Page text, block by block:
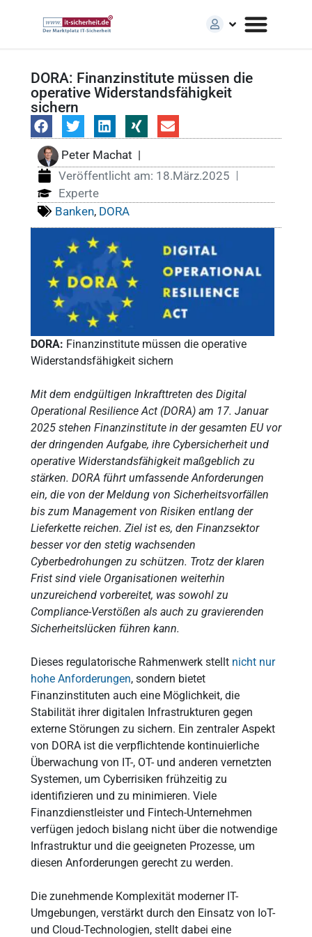
DORA: Finanzinstitute müssen die
operative Widerstandsfähigkeit
sichern
Peter Machat |
Veröffentlicht am: 18.März.2025
Experte
Banken, DORA
DORA: Finanzinstitute müssen die operative
Widerstandsfähigkeit sichern
Mit dem endgültigen Inkrafttreten des Digital
Operational Resilience Act (DORA) am 17. Januar
2025 stehen Finanzinstitute in der gesamten EU vor
der dringenden Aufgabe, ihre Cybersicherheit und
operative Widerstandsfähigkeit maßgeblich zu
stärken. DORA führt umfassende Anforderungen
ein, die von der Meldung von Sicherheitsvorfällen
bis zum Management von Risiken entlang der
Lieferkette reichen. Ziel ist es, den Finanzsektor
besser vor den stetig wachsenden
Cyberbedrohungen zu schützen. Trotz der klaren
Frist sind viele Organisationen weiterhin
unzureichend vorbereitet, was sowohl zu
Compliance-Verstößen als auch zu gravierenden
Sicherheitslücken führen kann.
Dieses regulatorische Rahmenwerk stellt nicht nur
hohe Anforderungen, sondern bietet
Finanzinstituten auch eine Möglichkeit, die
Stabilität ihrer digitalen Infrastrukturen gegen
externe Störungen zu sichern. Ein zentraler Aspekt
von DORA ist die verpflichtende kontinuierliche
Überwachung von IT-, OT- und anderen vernetzten
Systemen, um Cyberrisiken frühzeitig zu
identifizieren und zu minimieren. Viele
Finanzdienstleister und Fintech-Unternehmen
verfügen jedoch bislang nicht über die notwendige
Infrastruktur und die geeigneten Prozesse, um
diesen Anforderungen gerecht zu werden.
Die zunehmende Komplexität moderner IT-
Umgebungen, verstärkt durch den Einsatz von IoT-
und Cloud-Technologien, stellt dabei eine